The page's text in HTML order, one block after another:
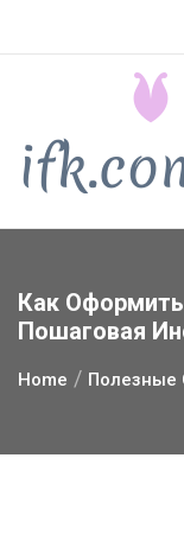
Как
Пошаговая
Home Полезные